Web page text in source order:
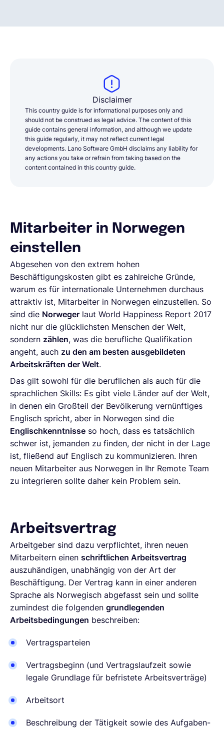
Disclaimer
This country guide is for informational purposes only and
should not be construed as legal advice. The content of this
guide contains general information, and although we update
this guide regularly, it may not reflect current legal
developments. Lano Software GmbH disclaims any liability for
any actions you take or refrain from taking based on the
content contained in this country guide.
Mitarbeiter in Norwegen
einstellen
Abgesehen von den extrem hohen
Beschäftigungskosten gibt es zahlreiche Gründe,
warum es für internationale Unternehmen durchaus
attraktiv ist, Mitarbeiter in Norwegen einzustellen. So
sind die Norweger laut World Happiness Report 2017
nicht nur die glücklichsten Menschen der Welt,
sondern zählen, was die berufliche Qualifikation
angeht, auch zu den am besten ausgebildeten
Arbeitskräften der Welt.
Das gilt sowohl für die beruflichen als auch für die
sprachlichen Skills: Es gibt viele Länder auf der Welt,
in denen ein Großteil der Bevölkerung vernünftiges
Englisch spricht, aber in Norwegen sind die
Englischkenntnisse so hoch, dass es tatsächlich
schwer ist, jemanden zu finden, der nicht in der Lage
ist, fließend auf Englisch zu kommunizieren. Ihren
neuen Mitarbeiter aus Norwegen in Ihr Remote Team
zu integrieren sollte daher kein Problem sein.
Arbeitsvertrag
Arbeitgeber sind dazu verpflichtet, ihren neuen
Mitarbeitern einen schriftlichen Arbeitsvertrag
auszuhändigen, unabhängig von der Art der
Beschäftigung. Der Vertrag kann in einer anderen
Sprache als Norwegisch abgefasst sein und sollte
zumindest die folgenden grundlegenden
Arbeitsbedingungen beschreiben:
Vertragsparteien
Vertragsbeginn (und Vertragslaufzeit sowie
legale Grundlage für befristete Arbeitsverträge)
Arbeitsort
Beschreibung der Tätigkeit sowie des Aufgaben-